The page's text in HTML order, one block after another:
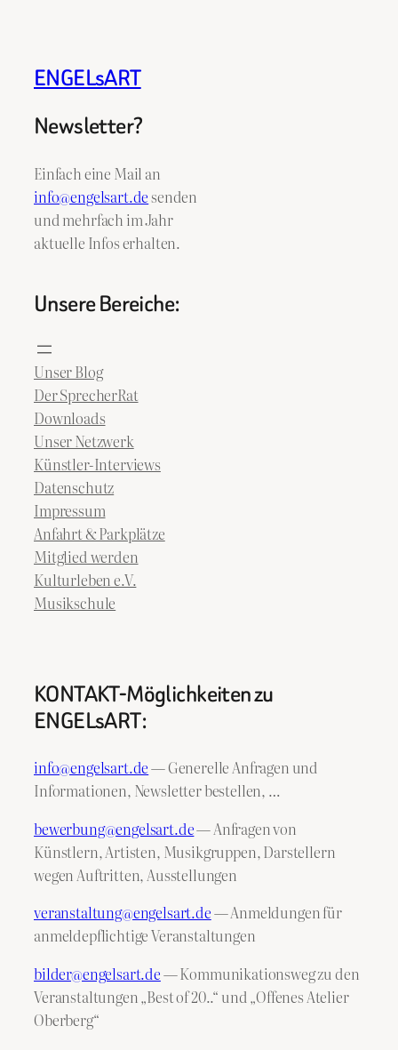
ENGELsART
Newsletter?
Einfach eine Mail an
info@engelsart.desenden
und mehrfach im Jahr
aktuelle Infos erhalten.
Unsere Bereiche:
Unser Blog
Der SprecherRat
Downloads
Unser Netzwerk
Künstler-Interviews
Datenschutz
Impressum
Anfahrt & Parkplätze
Mitglied werden
Kulturleben e.V.
Musikschule
KONTAKT-Möglichkeiten zu
ENGELsART:
info@engelsart.de— Generelle Anfragen und
Informationen, Newsletter bestellen, …
bewerbung@engelsart.de— Anfragen von
Künstlern, Artisten, Musikgruppen, Darstellern
wegen Auftritten, Ausstellungen
veranstaltung@engelsart.de— Anmeldungen für
anmeldepflichtige Veranstaltungen
bilder@engelsart.de— Kommunikationsweg zu den
Veranstaltungen „Best of 20..“ und „Offenes Atelier
Oberberg“